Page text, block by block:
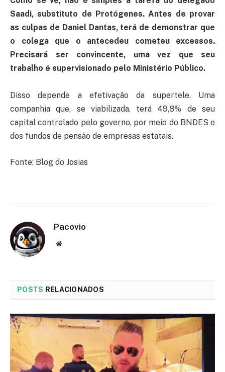
Saadi, substituto de Protógenes. Antes de provar
as culpas de Daniel Dantas, terá de demonstrar que
o colega que o antecedeu cometeu excessos.
Precisará ser convincente, uma vez que seu
trabalho é supervisionado pelo Ministério Público.
Disso depende a efetivação da supertele. Uma
companhia que, se viabilizada, terá 49,8% de seu
capital controlado pelo governo, por meio do BNDES e
dos fundos de pensão de empresas estatais.
Fonte: Blog do Josias
Pacovio
Website
POSTS RELACIONADOS